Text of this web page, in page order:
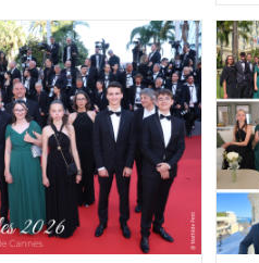
L’Institut
Curie
Avec
Patrick
Imbert